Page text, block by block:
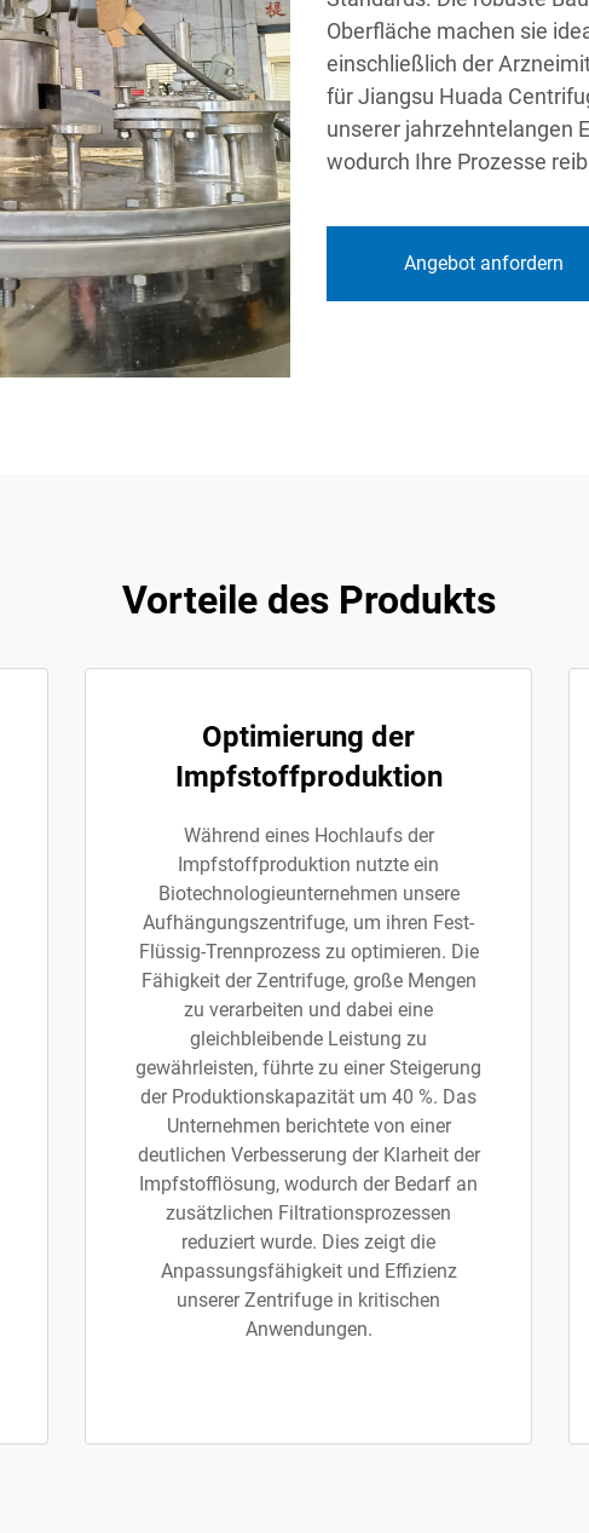
Oberfläche machen sie
einschließlich der
für Jiangsu Huada
unserer jahrzehntelangen
wodurch Ihre Prozesse
Angebot anfordern
Vorteile des Produkts
Optimierung der
Impfstoffproduktion
Während eines Hochlaufs der
Impfstoffproduktion nutzte ein
Biotechnologieunternehmen unsere
Aufhängungszentrifuge, um ihren Fest-
Flüssig-Trennprozess zu optimieren. Die
Fähigkeit der Zentrifuge, große Mengen
zu verarbeiten und dabei eine
gleichbleibende Leistung zu
gewährleisten, führte zu einer Steigerung
der Produktionskapazität um 40 %. Das
Unternehmen berichtete von einer
deutlichen Verbesserung der Klarheit der
Impfstofflösung, wodurch der Bedarf an
zusätzlichen Filtrationsprozessen
reduziert wurde. Dies zeigt die
Anpassungsfähigkeit und Effizienz
unserer Zentrifuge in kritischen
Anwendungen.